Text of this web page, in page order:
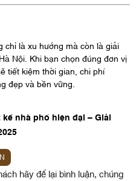
chỉ là xu hướng mà còn là giải
Nội. Khi bạn chọn đúng đơn vị
tiết kiệm thời gian, chi phí
đẹp và bền vững.
kế nhà phố hiện đại – Giải
hãy để lại bình luận, chúng